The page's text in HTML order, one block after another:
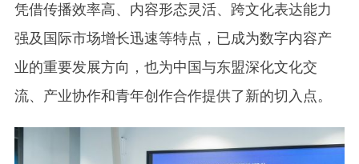
凭借传播效率高、内容形态灵活、跨文化表达能力
强及国际市场增长迅速等特点，已成为数字内容产
业的重要发展方向，也为中国与东盟深化文化交
流、产业协作和青年创作合作提供了新的切入点。